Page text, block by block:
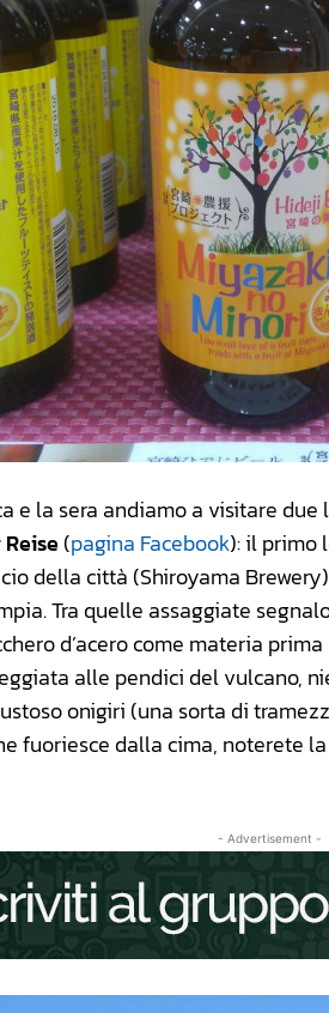
e la sera andiamo a visitare
(pagina Facebook): il primo
della città (Shiroyama
Tra quelle assaggiate
d’acero come materia
alle pendici del vulcano,
onigiri (una sorta di
fuoriesce dalla cima, noterete
- Advertisement -